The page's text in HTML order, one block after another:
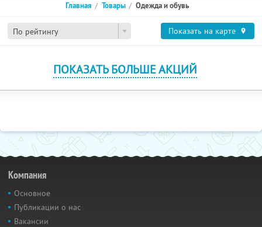
По рейтингу
Главная Товары Одежда и обувь
Показать на карте
ПОКАЗАТЬ БОЛЬШЕ АКЦИЙ
Компания
Основное
Публикации о нас
Вакансии